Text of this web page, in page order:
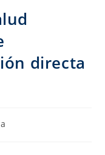
directa